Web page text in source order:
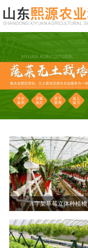
A字架草莓立体种植槽